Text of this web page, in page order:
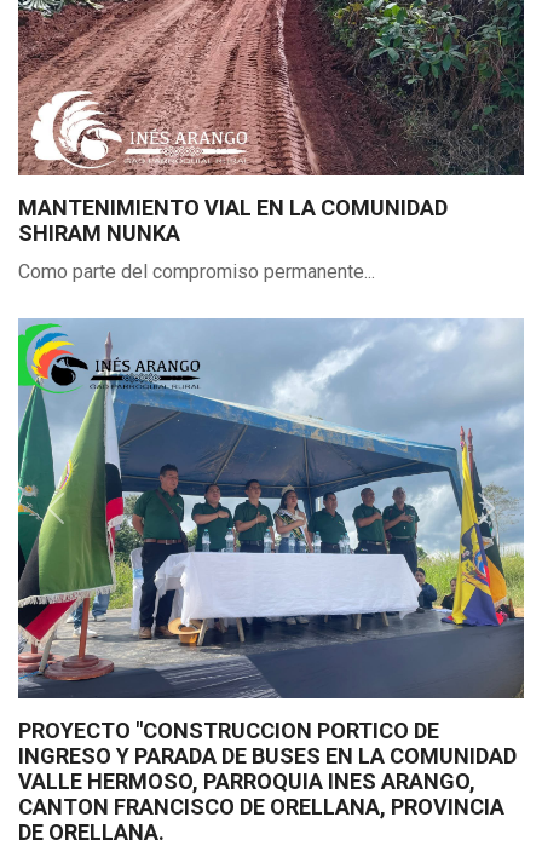
MANTENIMIENTO VIAL EN LA COMUNIDAD
SHIRAM NUNKA
Como parte del compromiso permanente...
Previous Next
PROYECTO "CONSTRUCCION PORTICO DE
INGRESO Y PARADA DE BUSES EN LA COMUNIDAD
VALLE HERMOSO, PARROQUIA INES ARANGO,
CANTON FRANCISCO DE ORELLANA, PROVINCIA
DE ORELLANA.